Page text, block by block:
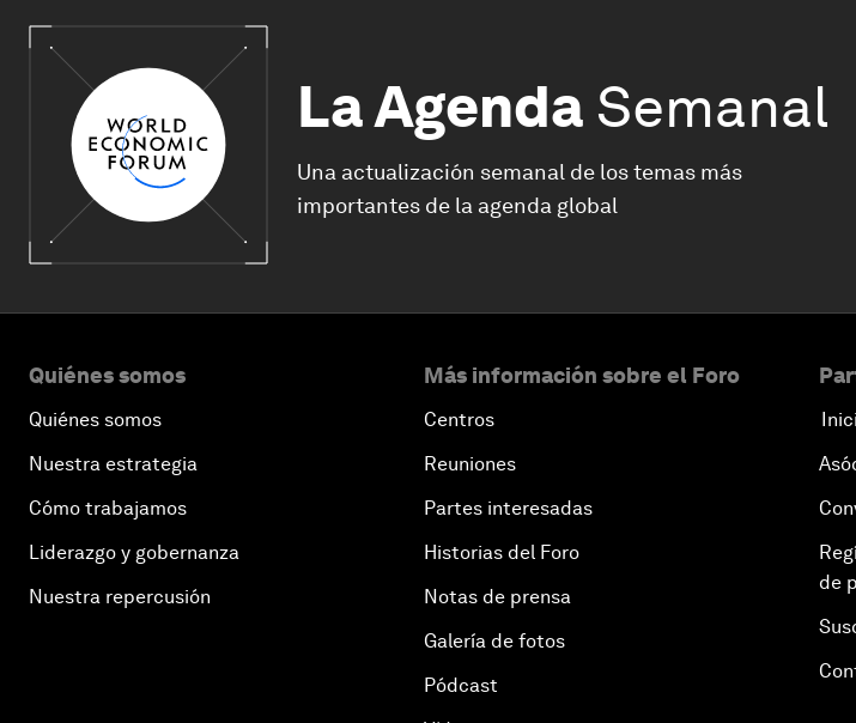
La Agenda Semanal
Una actualización semanal de los temas más
importantes de la agenda global
Quiénes somos
Quiénes somos
Nuestra estrategia
Cómo trabajamos
Liderazgo y gobernanza
Nuestra repercusión
Más información sobre el Foro
Centros
Reuniones
Partes interesadas
Historias del Foro
Notas de prensa
Galería de fotos
Pódcast
de